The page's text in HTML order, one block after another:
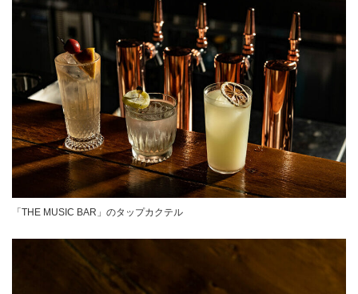
「THE MUSIC BAR」のタップカクテル